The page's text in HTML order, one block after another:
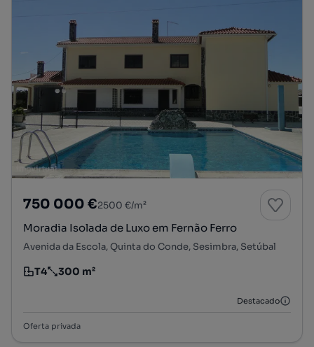
750 000 €2500 €/m²
Moradia Isolada de Luxo em Fernão Ferro
Avenida da Escola, Quinta do Conde, Sesimbra, Setúbal
Tipologia
T4
Preço por metro quadrado
300 m²
Destacado
Oferta privada